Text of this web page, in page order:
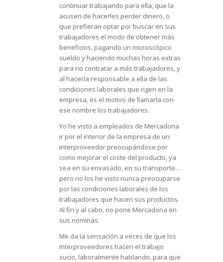
continuar trabajando para ella, que la
acusen de hacerles perder dinero, o
que prefieran optar por buscar en sus
trabajadores el modo de obtener más
beneficios, pagando un microscópico
sueldo y haciendo muchas horas extras
para no contratar a más trabajadores, y
al hacerla responsable a ella de las
condiciones laborales que rigen en la
empresa, es el motivo de llamarla con
ese nombre los trabajadores.
Yo he visto a empleados de Mercadona
ir por el interior de la empresa de un
interproveedor preocupándose por
como mejorar el coste del producto, ya
sea en su envasado, en su transporte…
pero no los he visto nunca preocuparse
por las condiciones laborales de los
trabajadores que hacen sus productos.
Al fin y al cabo, no pone Mercadona en
sus nominas.
Me da la sensación a veces de que los
interproveedores hacen el trabajo
sucio, laboralmente hablando, para que